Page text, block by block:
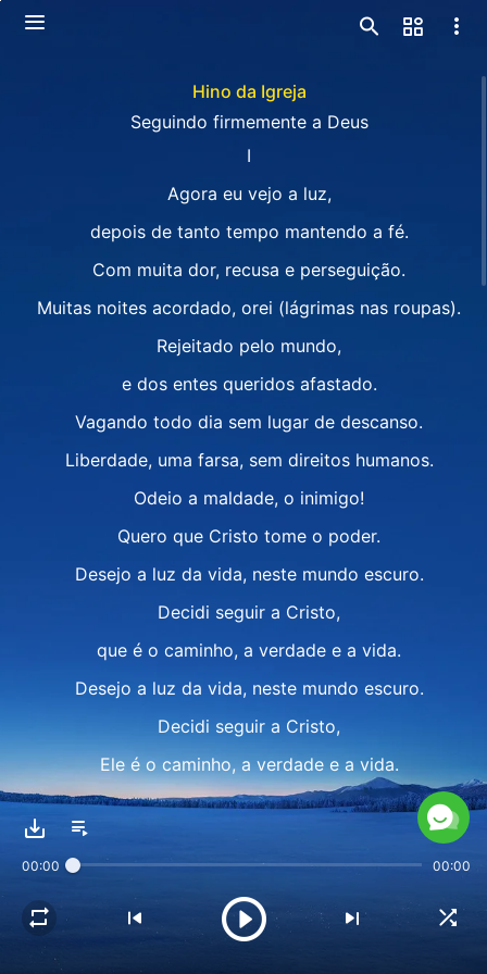
Hino da Igreja
Seguindo firmemente a Deus
I
Agora eu vejo a luz,
depois de tanto tempo mantendo a fé.
Com muita dor, recusa e perseguição.
Muitas noites acordado, orei (lágrimas nas roupas).
Rejeitado pelo mundo,
e dos entes queridos afastado.
Vagando todo dia sem lugar de descanso.
Liberdade, uma farsa, sem direitos humanos.
Odeio a maldade, o inimigo!
Quero que Cristo tome o poder.
Desejo a luz da vida, neste mundo escuro.
Decidi seguir a Cristo,
que é o caminho, a verdade e a vida.
Desejo a luz da vida, neste mundo escuro.
Decidi seguir a Cristo,
Ele é o caminho, a verdade e a vida.
II
Uma tribulação surgiu, da morte eu escapei.
00:00 00:00